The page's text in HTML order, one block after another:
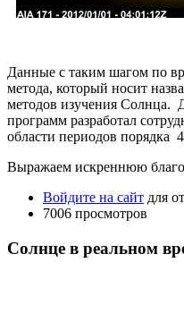
Данные с таким шагом по
метода, который носит
методов изучения Солнца.
программ разработал
области периодов порядка
Выражаем искреннюю
Войдите на сайт для
7006 просмотров
Солнце в реальном